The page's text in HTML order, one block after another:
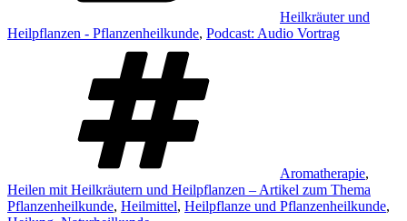
Heilkräuter und
Heilpflanzen - Pflanzenheilkunde, Podcast: Audio Vortrag
Aromatherapie,
Heilen mit Heilkräutern und Heilpflanzen – Artikel zum Thema
Pflanzenheilkunde, Heilmittel, Heilpflanze und Pflanzenheilkunde,